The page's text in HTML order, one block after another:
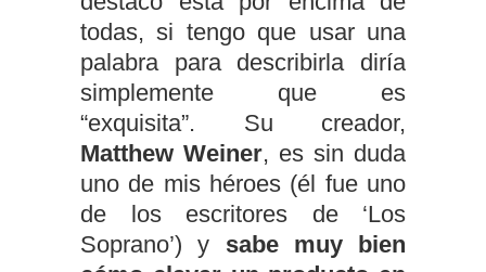
todas, si tengo que usar una
palabra para describirla diría
simplemente que es
“exquisita”. Su creador,
Matthew Weiner, es sin duda
uno de mis héroes (él fue uno
de los escritores de ‘Los
Soprano’) y sabe muy bien